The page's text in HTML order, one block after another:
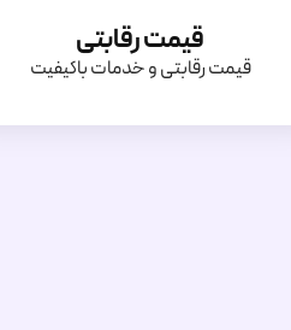
قیمت رقابتی
قیمت‌ رقابتی و خدمات باکیفیت